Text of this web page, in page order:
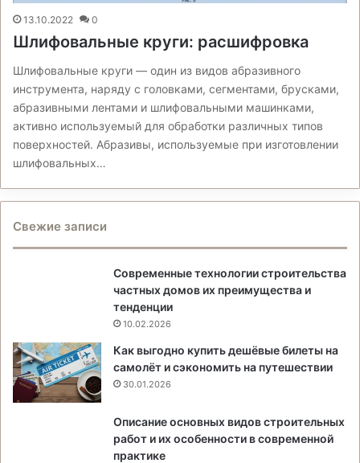
13.10.2022 0
Шлифовальные круги: расшифровка
Шлифовальные круги — один из видов абразивного
инструмента, наряду с головками, сегментами, брусками,
абразивными лентами и шлифовальными машинками,
активно используемый для обработки различных типов
поверхностей. Абразивы, используемые при изготовлении
шлифовальных…
Свежие записи
Современные технологии строительства
частных домов их преимущества и
тенденции
10.02.2026
Как выгодно купить дешёвые билеты на
самолёт и сэкономить на путешествии
30.01.2026
Описание основных видов строительных
работ и их особенности в современной
практике